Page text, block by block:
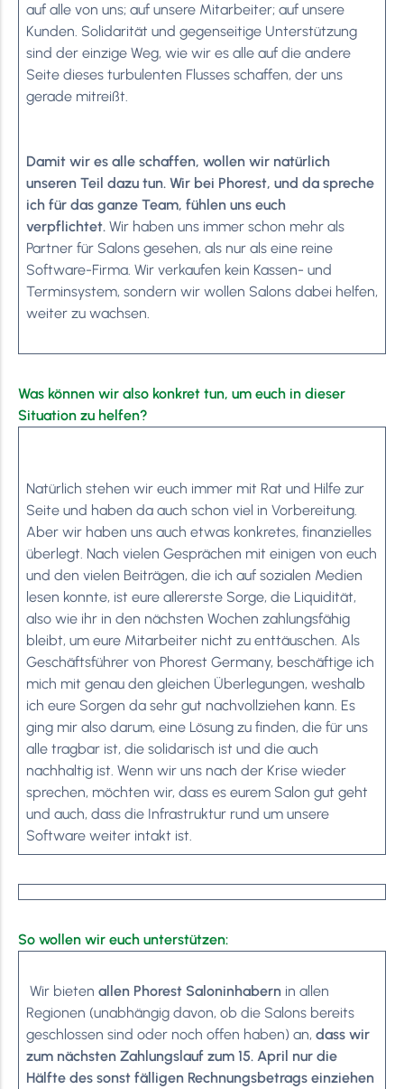
auf alle von uns; auf unsere Mitarbeiter; auf unsere
Kunden. Solidarität und gegenseitige Unterstützung
sind der einzige Weg, wie wir es alle auf die andere
Seite dieses turbulenten Flusses schaffen, der uns
gerade mitreißt.
Damit wir es alle schaffen, wollen wir natürlich
unseren Teil dazu tun. Wir bei Phorest, und da spreche
ich für das ganze Team, fühlen uns euch
verpflichtet. Wir haben uns immer schon mehr als
Partner für Salons gesehen, als nur als eine reine
Software-Firma. Wir verkaufen kein Kassen- und
Terminsystem, sondern wir wollen Salons dabei helfen,
weiter zu wachsen.
Was können wir also konkret tun, um euch in dieser
Situation zu helfen?
Natürlich stehen wir euch immer mit Rat und Hilfe zur
Seite und haben da auch schon viel in Vorbereitung.
Aber wir haben uns auch etwas konkretes, finanzielles
überlegt. Nach vielen Gesprächen mit einigen von euch
und den vielen Beiträgen, die ich auf sozialen Medien
lesen konnte, ist eure allererste Sorge, die Liquidität,
also wie ihr in den nächsten Wochen zahlungsfähig
bleibt, um eure Mitarbeiter nicht zu enttäuschen. Als
Geschäftsführer von Phorest Germany, beschäftige ich
mich mit genau den gleichen Überlegungen, weshalb
ich eure Sorgen da sehr gut nachvollziehen kann. Es
ging mir also darum, eine Lösung zu finden, die für uns
alle tragbar ist, die solidarisch ist und die auch
nachhaltig ist. Wenn wir uns nach der Krise wieder
sprechen, möchten wir, dass es eurem Salon gut geht
und auch, dass die Infrastruktur rund um unsere
Software weiter intakt ist.
So wollen wir euch unterstützen:
Wir bieten allen Phorest Saloninhabern in allen
Regionen (unabhängig davon, ob die Salons bereits
geschlossen sind oder noch offen haben) an, dass wir
zum nächsten Zahlungslauf zum 15. April nur die
Hälfte des sonst fälligen Rechnungsbetrags einziehen